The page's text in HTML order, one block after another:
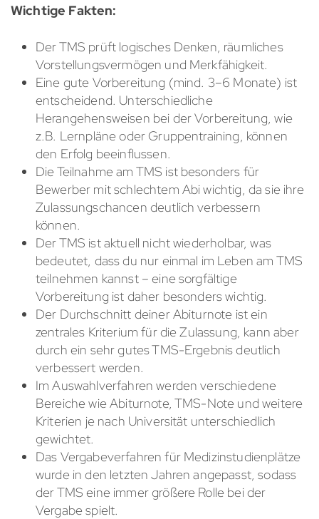
Wichtige Fakten:
Der TMS prüft logisches Denken, räumliches
Vorstellungsvermögen und Merkfähigkeit.
Eine gute Vorbereitung (mind. 3–6 Monate) ist
entscheidend. Unterschiedliche
Herangehensweisen bei der Vorbereitung, wie
z.B. Lernpläne oder Gruppentraining, können
den Erfolg beeinflussen.
Die Teilnahme am TMS ist besonders für
Bewerber mit schlechtem Abi wichtig, da sie ihre
Zulassungschancen deutlich verbessern
können.
Der TMS ist aktuell nicht wiederholbar, was
bedeutet, dass du nur einmal im Leben am TMS
teilnehmen kannst – eine sorgfältige
Vorbereitung ist daher besonders wichtig.
Der Durchschnitt deiner Abiturnote ist ein
zentrales Kriterium für die Zulassung, kann aber
durch ein sehr gutes TMS-Ergebnis deutlich
verbessert werden.
Im Auswahlverfahren werden verschiedene
Bereiche wie Abiturnote, TMS-Note und weitere
Kriterien je nach Universität unterschiedlich
gewichtet.
Das Vergabeverfahren für Medizinstudienplätze
wurde in den letzten Jahren angepasst, sodass
der TMS eine immer größere Rolle bei der
Vergabe spielt.